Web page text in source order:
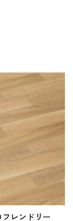
レンドリー